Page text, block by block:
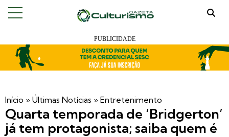
Início » Últimas Notícias » Entretenimento
Quarta temporada de ‘Bridgerton’
já tem protagonista; saiba quem é